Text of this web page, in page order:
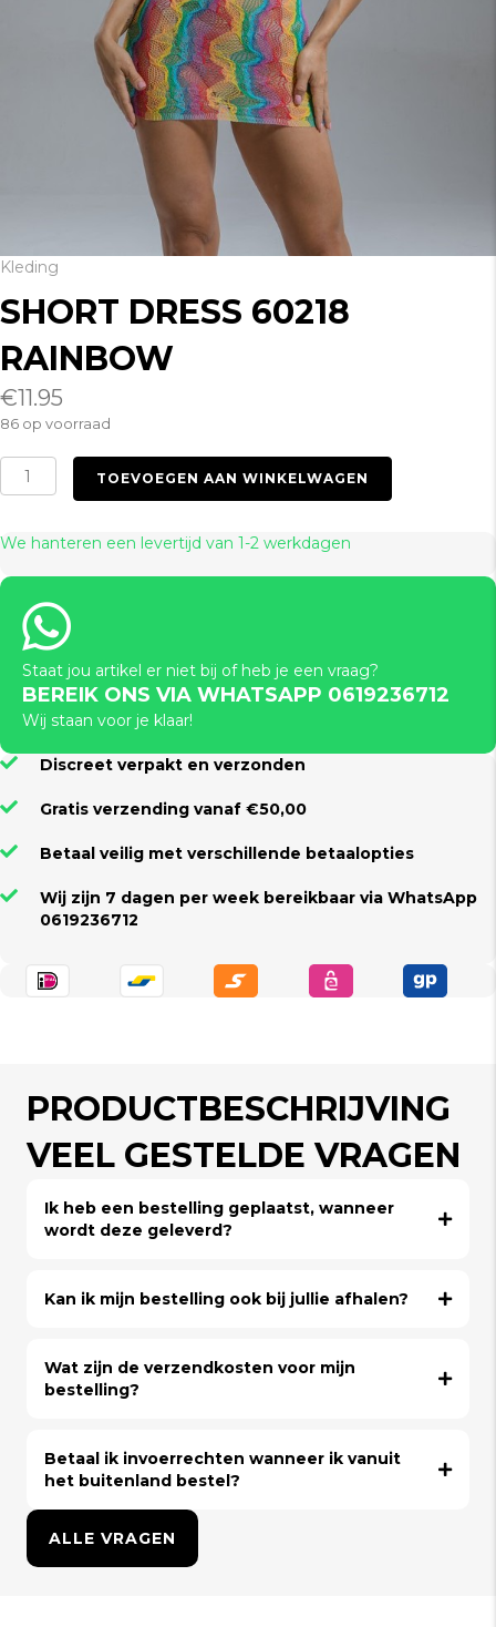
Kleding
SHORT DRESS 60218
RAINBOW
€11.95
86 op voorraad
Short
Dress
Rainbow
aantal
TOEVOEGEN AAN WINKELWAGEN
We hanteren een levertijd van 1-2 werkdagen
Staat jou artikel er niet bij of heb je een vraag?
BEREIK ONS VIA WHATSAPP 0619236712
Wij staan voor je klaar!
Discreet verpakt en verzonden
Gratis verzending vanaf €50,00
Betaal veilig met verschillende betaalopties
Wij zijn 7 dagen per week bereikbaar via WhatsApp
0619236712
PRODUCTBESCHRIJVING
VEEL GESTELDE VRAGEN
Ik heb een bestelling geplaatst, wanneer
wordt deze geleverd?
Kan ik mijn bestelling ook bij jullie afhalen?
Wat zijn de verzendkosten voor mijn
bestelling?
Betaal ik invoerrechten wanneer ik vanuit
het buitenland bestel?
ALLE VRAGEN